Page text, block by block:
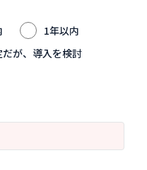
1年以内
が、導入を検討